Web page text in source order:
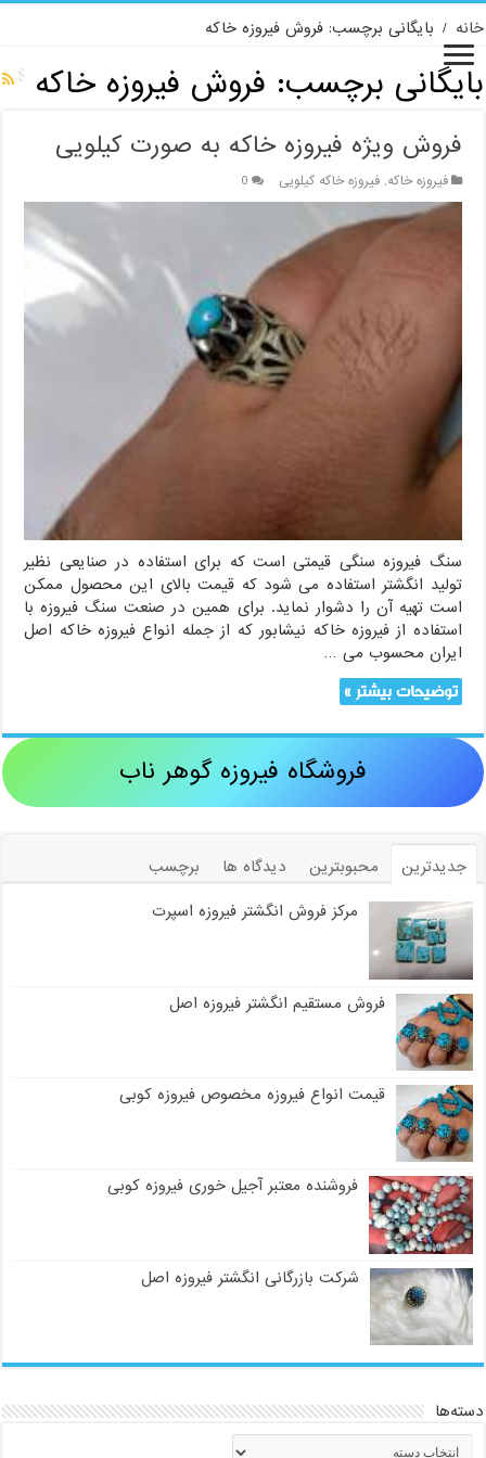
خانه / بایگانی برچسب: فروش فیروزه خاکه
بایگانی برچسب: فروش فیروزه خاکه
فروش ویژه فیروزه خاکه به صورت کیلویی
فیروزه خاکه,فیروزه خاکه کیلویی 0
سنگ فیروزه سنگی قیمتی است که برای استفاده در صنایعی نظیر
تولید انگشتر استفاده می شود که قیمت بالای این محصول ممکن
است تهیه آن را دشوار نماید. برای همین در صنعت سنگ فیروزه با
استفاده از فیروزه خاکه نیشابور که از جمله انواع فیروزه خاکه اصل
ایران محسوب می …
توضیحات بیشتر »
فروشگاه فیروزه گوهر ناب
جدیدترین محبوبترین دیدگاه ها
برچسب
مرکز فروش انگشتر فیروزه اسپرت
فروش مستقیم انگشتر فیروزه اصل
قیمت انواع فیروزه مخصوص فیروزه کوبی
فروشنده معتبر آجیل خوری فیروزه کوبی
شرکت بازرگانی انگشتر فیروزه اصل
دسته‌ها
دسته‌ها